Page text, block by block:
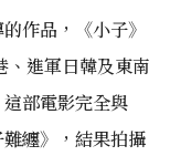
作品，《小子》
、進軍日韓及東南
部電影完全與
纏》，結果拍攝